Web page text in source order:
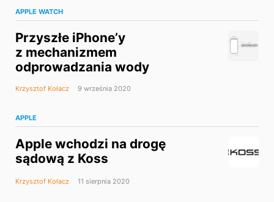
APPLE WATCH
Przyszłe iPhone’y
z mechanizmem
odprowadzania wody
Krzysztof Kołacz 9 września 2020
APPLE
Apple wchodzi na drogę
sądową z Koss
Krzysztof Kołacz 11 sierpnia 2020